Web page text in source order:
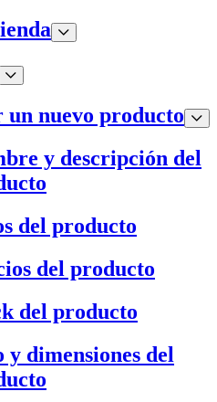
un nuevo producto
y descripción del
del producto
del producto
del producto
y dimensiones del